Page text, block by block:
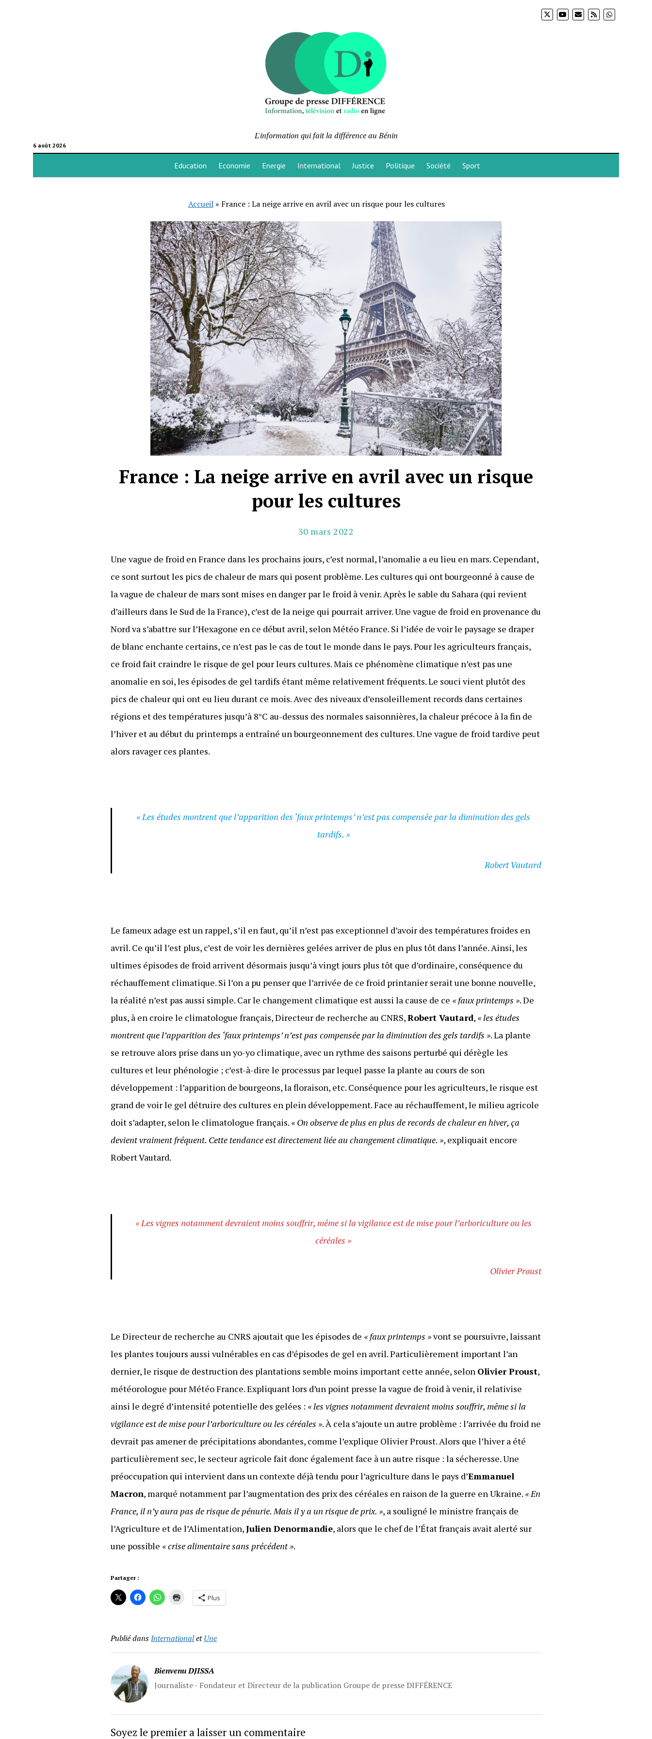
6 août 2026
L'information qui fait la différence au Bénin
Education Economie Energie International Justice Politique Société Sport
Accueil» France : La neige arrive en avril avec un risque pour les cultures
France : La neige arrive en avril avec un risque
pour les cultures
30 mars 2022
Une vague de froid en France dans les prochains jours, c’est normal, l’anomalie a eu lieu en mars. Cependant,
ce sont surtout les pics de chaleur de mars qui posent problème. Les cultures qui ont bourgeonné à cause de
la vague de chaleur de mars sont mises en danger par le froid à venir. Après le sable du Sahara (qui revient
d’ailleurs dans le Sud de la France), c’est de la neige qui pourrait arriver. Une vague de froid en provenance du
Nord va s’abattre sur l’Hexagone en ce début avril, selon Météo France. Si l’idée de voir le paysage se draper
de blanc enchante certains, ce n’est pas le cas de tout le monde dans le pays. Pour les agriculteurs français,
ce froid fait craindre le risque de gel pour leurs cultures. Mais ce phénomène climatique n’est pas une
anomalie en soi, les épisodes de gel tardifs étant même relativement fréquents. Le souci vient plutôt des
pics de chaleur qui ont eu lieu durant ce mois. Avec des niveaux d’ensoleillement records dans certaines
régions et des températures jusqu’à 8°C au-dessus des normales saisonnières, la chaleur précoce à la fin de
l’hiver et au début du printemps a entraîné un bourgeonnement des cultures. Une vague de froid tardive peut
alors ravager ces plantes.
« Les études montrent que l’apparition des ‘faux printemps’ n’est pas compensée par la diminution des gels
tardifs. »
Robert Vautard
Le fameux adage est un rappel, s’il en faut, qu’il n’est pas exceptionnel d’avoir des températures froides en
avril. Ce qu’il l’est plus, c’est de voir les dernières gelées arriver de plus en plus tôt dans l’année. Ainsi, les
ultimes épisodes de froid arrivent désormais jusqu’à vingt jours plus tôt que d’ordinaire, conséquence du
réchauffement climatique. Si l’on a pu penser que l’arrivée de ce froid printanier serait une bonne nouvelle,
la réalité n’est pas aussi simple. Car le changement climatique est aussi la cause de ce « faux printemps ». De
plus, à en croire le climatologue français, Directeur de recherche au CNRS,Robert Vautard, « les études
montrent que l’apparition des ‘faux printemps’ n’est pas compensée par la diminution des gels tardifs ». La plante
se retrouve alors prise dans un yo-yo climatique, avec un rythme des saisons perturbé qui dérègle les
cultures et leur phénologie ; c’est-à-dire le processus par lequel passe la plante au cours de son
développement : l’apparition de bourgeons, la floraison, etc. Conséquence pour les agriculteurs, le risque est
grand de voir le gel détruire des cultures en plein développement. Face au réchauffement, le milieu agricole
doit s’adapter, selon le climatologue français. « On observe de plus en plus de records de chaleur en hiver, ça
devient vraiment fréquent. Cette tendance est directement liée au changement climatique. », expliquait encore
Robert Vautard.
« Les vignes notamment devraient moins souffrir, même si la vigilance est de mise pour l’arboriculture ou les
céréales »
Olivier Proust
Le Directeur de recherche au CNRS ajoutait que les épisodes de « faux printemps »vont se poursuivre, laissant
les plantes toujours aussi vulnérables en cas d’épisodes de gel en avril. Particulièrement important l’an
dernier, le risque de destruction des plantations semble moins important cette année, selon Olivier Proust,
météorologue pour Météo France. Expliquant lors d’un point presse la vague de froid à venir, il relativise
ainsi le degré d’intensité potentielle des gelées : « les vignes notamment devraient moins souffrir, même si la
vigilance est de mise pour l’arboriculture ou les céréales ». À cela s’ajoute un autre problème : l’arrivée du froid ne
devrait pas amener de précipitations abondantes, comme l’explique Olivier Proust. Alors que l’hiver a été
particulièrement sec, le secteur agricole fait donc également face à un autre risque : la sécheresse. Une
préoccupation qui intervient dans un contexte déjà tendu pour l’agriculture dans le pays d’Emmanuel
Macron, marqué notamment par l’augmentation des prix des céréales en raison de la guerre en Ukraine. « En
France, il n’y aura pas de risque de pénurie. Mais il y a un risque de prix. », a souligné le ministre français de
l’Agriculture et de l’Alimentation,Julien Denormandie, alors que le chef de l’État français avait alerté sur
une possible « crise alimentaire sans précédent ».
Partager :
Plus
Publié dansInternationaletUne
Bienvenu DJISSA
Journaliste - Fondateur et Directeur de la publication Groupe de presse DIFFÉRENCE
Soyez le premier a laisser un commentaire